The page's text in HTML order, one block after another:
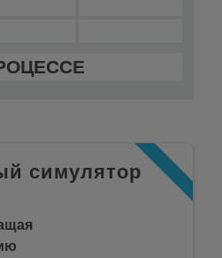
симулятор